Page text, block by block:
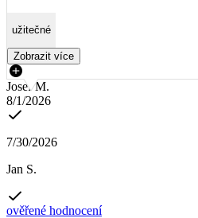
užitečné
Zobrazit více
Josef M.
8/1/2026
7/30/2026
Jan S.
ověřené hodnocení